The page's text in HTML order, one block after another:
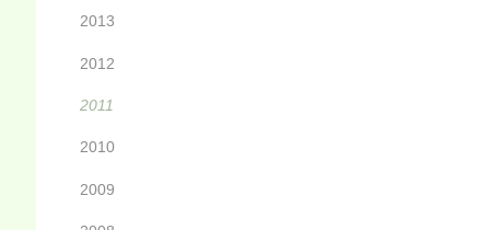
2013
2012
2011
2010
2009